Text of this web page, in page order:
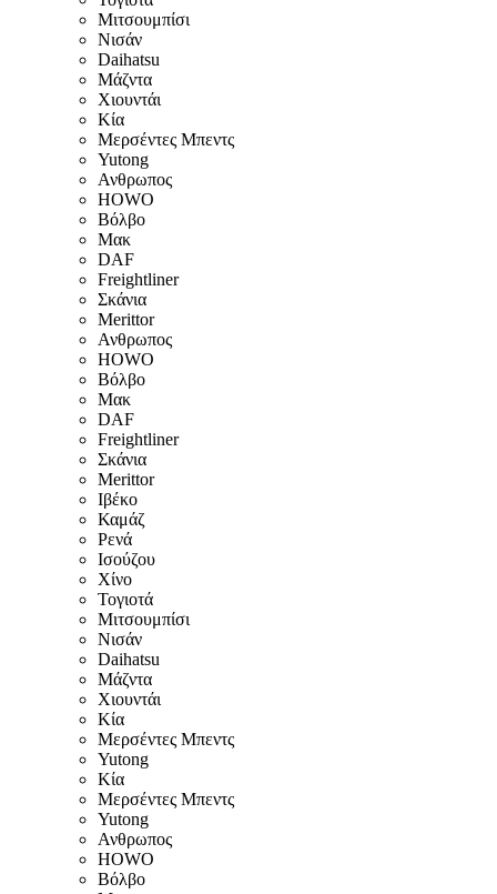
Μιτσουμπίσι
Νισάν
Daihatsu
Μάζντα
Χιουντάι
Κία
Μερσέντες Μπεντς
Yutong
Ανθρωπος
HOWO
Βόλβο
Μακ
DAF
Freightliner
Σκάνια
Merittor
Ανθρωπος
HOWO
Βόλβο
Μακ
DAF
Freightliner
Σκάνια
Merittor
Ιβέκο
Καμάζ
Ρενά
Ισούζου
Χίνο
Τογιοτά
Μιτσουμπίσι
Νισάν
Daihatsu
Μάζντα
Χιουντάι
Κία
Μερσέντες Μπεντς
Yutong
Κία
Μερσέντες Μπεντς
Yutong
Ανθρωπος
HOWO
Βόλβο